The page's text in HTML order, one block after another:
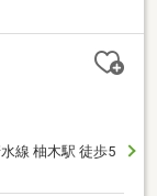
線 柚木駅 徒歩5